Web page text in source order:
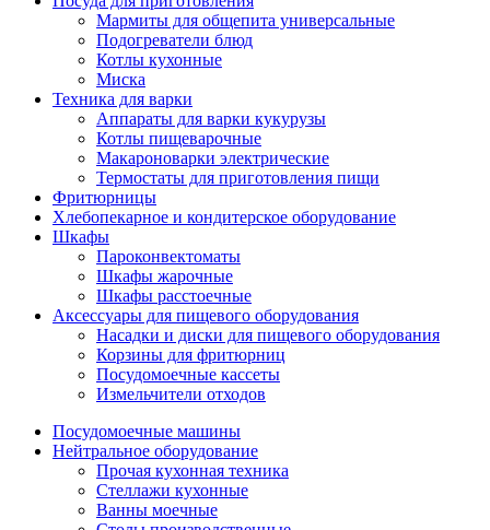
Мармиты для общепита универсальные
Подогреватели блюд
Котлы кухонные
Миска
Техника для варки
Аппараты для варки кукурузы
Котлы пищеварочные
Макароноварки электрические
Термостаты для приготовления пищи
Фритюрницы
Хлебопекарное и кондитерское оборудование
Шкафы
Пароконвектоматы
Шкафы жарочные
Шкафы расстоечные
Аксессуары для пищевого оборудования
Насадки и диски для пищевого оборудования
Корзины для фритюрниц
Посудомоечные кассеты
Измельчители отходов
Посудомоечные машины
Нейтральное оборудование
Прочая кухонная техника
Стеллажи кухонные
Ванны моечные